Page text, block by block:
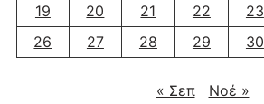
19
20 21 22 23
26
27 28 29 30
« Σεπ Νοέ »